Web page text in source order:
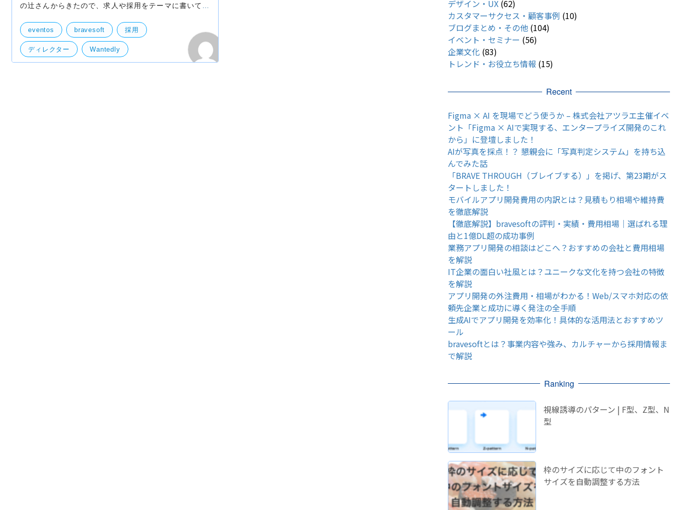
の辻さんからきたので、求人や採用をテーマに書いてみ
属するPS事業部のプロフェッショナルサポートの職種
eventos bravesoft 採用
ディレクター Wantedly
デザイン・UX (62)
カスタマーサクセス・顧客事例 (10)
ブログまとめ・その他 (104)
イベント・セミナー (56)
企業文化 (83)
トレンド・お役立ち情報 (15)
Recent
Figma × AI を現場でどう使うか – 株式会社アツラエ主催イベ
ント「Figma × AIで実現する、エンタープライズ開発のこれ
から」に登壇しました！
AIが写真を採点！？ 懇親会に「写真判定システム」を持ち込
んでみた話
「BRAVE THROUGH（ブレイブする）」を掲げ、第23期がス
タートしました！
モバイルアプリ開発費用の内訳とは？見積もり相場や維持費
を徹底解説
【徹底解説】bravesoftの評判・実績・費用相場｜選ばれる理
由と1億DL超の成功事例
業務アプリ開発の相談はどこへ？おすすめの会社と費用相場
を解説
IT企業の面白い社風とは？ユニークな文化を持つ会社の特徴
を解説
アプリ開発の外注費用・相場がわかる！Web/スマホ対応の依
頼先企業と成功に導く発注の全手順
生成AIでアプリ開発を効率化！具体的な活用法とおすすめツ
ール
bravesoftとは？事業内容や強み、カルチャーから採用情報ま
で解説
Ranking
視線誘導のパターン | F型、Z型、N
型
枠のサイズに応じて中のフォント
サイズを自動調整する方法